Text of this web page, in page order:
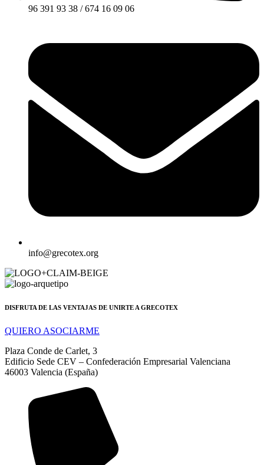
96 391 93 38 / 674 16 09 06
info@grecotex.org
DISFRUTA DE LAS VENTAJAS DE UNIRTE A GRECOTEX
QUIERO ASOCIARME
Plaza Conde de Carlet, 3
Edificio Sede CEV – Confederación Empresarial Valenciana
46003 Valencia (España)